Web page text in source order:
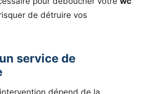
de détruire vos
service de